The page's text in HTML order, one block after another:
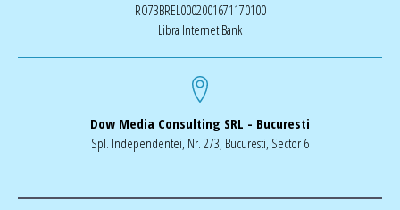
RO73BREL0002001671170100
Libra Internet Bank
Dow Media Consulting SRL - Bucuresti
Spl. Independentei, Nr. 273, Bucuresti, Sector 6